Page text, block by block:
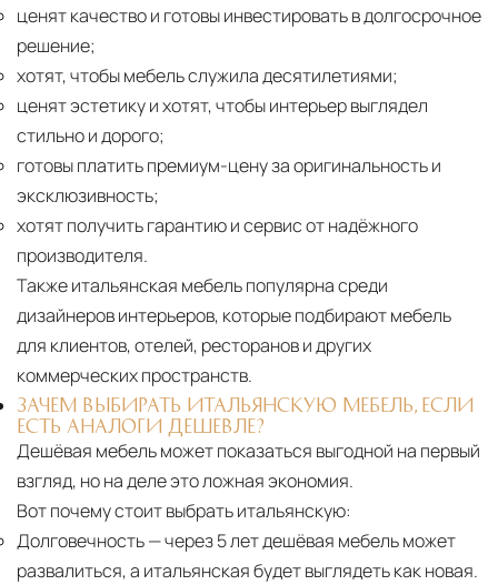
ценят качество и готовы инвестировать в долгосрочное
решение;
хотят, чтобы мебель служила десятилетиями;
ценят эстетику и хотят, чтобы интерьер выглядел
стильно и дорого;
готовы платить премиум-цену за оригинальность и
эксклюзивность;
хотят получить гарантию и сервис от надёжного
производителя.
Также итальянская мебель популярна среди
дизайнеров интерьеров, которые подбирают мебель
для клиентов, отелей, ресторанов и других
коммерческих пространств.
ЗАЧЕМ ВЫБИРАТЬ ИТАЛЬЯНСКУЮ МЕБЕЛЬ, ЕСЛИ
ЕСТЬ АНАЛОГИ ДЕШЕВЛЕ?
Дешёвая мебель может показаться выгодной на первый
взгляд, но на деле это ложная экономия.
Вот почему стоит выбрать итальянскую:
Долговечность— через 5 лет дешёвая мебель может
развалиться, а итальянская будет выглядеть как новая.